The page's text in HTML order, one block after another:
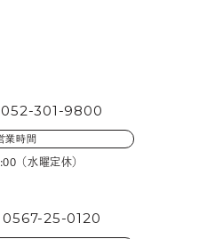
052-301-9800
業時間
（水曜定休）
0567-25-0120